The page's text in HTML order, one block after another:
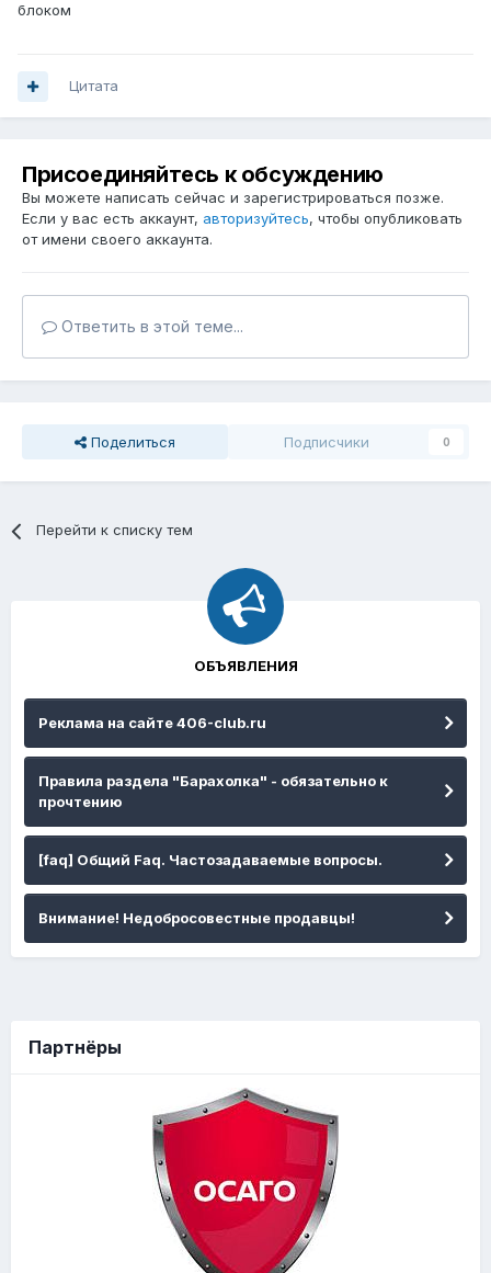
блоком
Цитата
Присоединяйтесь к обсуждению
Вы можете написать сейчас и зарегистрироваться позже.
Если у вас есть аккаунт, авторизуйтесь, чтобы опубликовать
от имени своего аккаунта.
Ответить в этой теме...
Поделиться Подписчики 0
Перейти к списку тем
ОБЪЯВЛЕНИЯ
Реклама на сайте 406-club.ru
Правила раздела "Барахолка" - обязательно к
прочтению
[faq] Общий Faq. Частозадаваемые вопросы.
Внимание! Недобросовестные продавцы!
Партнёры